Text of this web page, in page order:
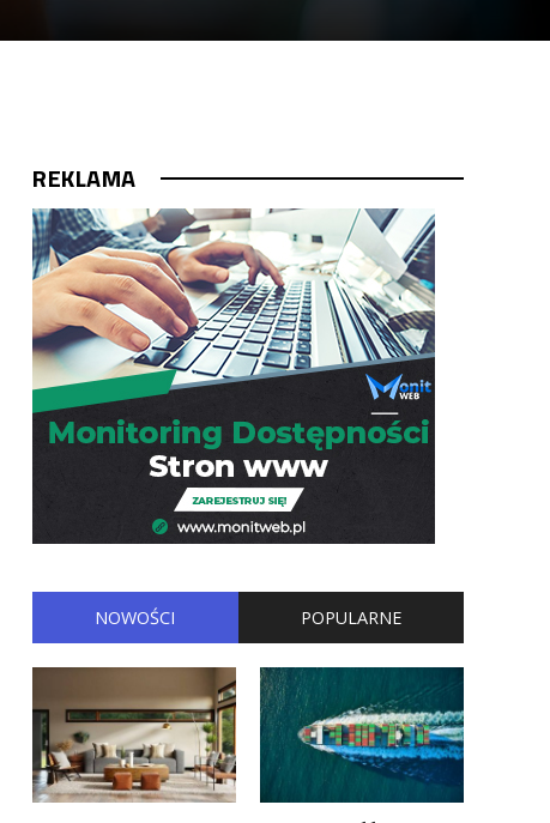
REKLAMA
NOWOŚCI POPULARNE